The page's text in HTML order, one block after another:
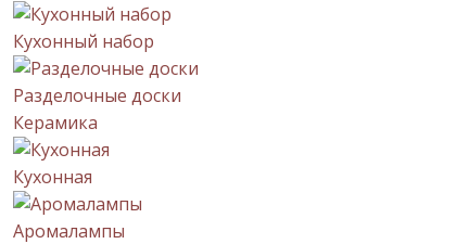
Кухонный набор
Разделочные доски
Керамика
Кухонная
Аромалампы